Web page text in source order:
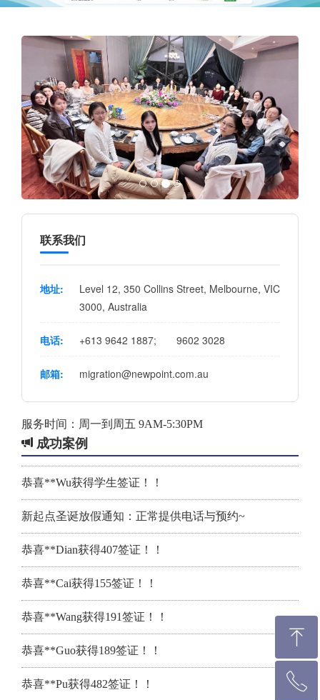
联系我们
地址:
Level 12, 350 Collins Street, Melbourne, VIC
3000, Australia
电话: +613 9642 1887; 9602 3028
邮箱: migration@newpoint.com.au
服务时间：周一到周五 9AM-5:30PM
成功案例
恭喜**Wu获得学生签证！！
新起点圣诞放假通知：正常提供电话与预约~
恭喜**Dian获得407签证！！
恭喜**Cai获得155签证！！
恭喜**Wang获得191签证！！
恭喜**Guo获得189签证！！
恭喜**Pu获得482签证！！
ꁸ
回到顶部
ꂅ